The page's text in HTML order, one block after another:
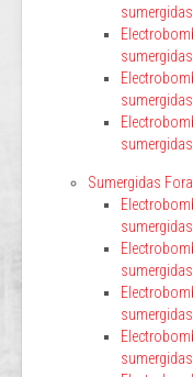
Sumergidas
sumergidas